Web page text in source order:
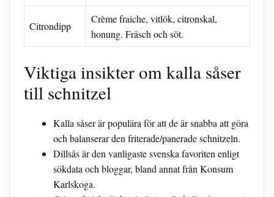
Citrondipp
Crème fraiche, vitlök, citronskal,
honung. Fräsch och söt.
Viktiga insikter om kalla såser
till schnitzel
Kalla såser är populära för att de är snabba att göra
och balanserar den friterade/panerade schnitzeln.
Dillsås är den vanligaste svenska favoriten enligt
sökdata och bloggar, bland annat från Konsum
Karlskoga.